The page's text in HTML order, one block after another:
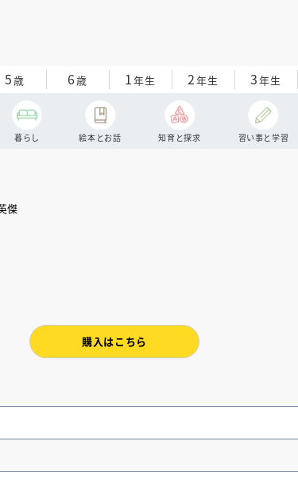
5歳 6歳 1年生 2年生 3年生
暮らし 絵本とお話 知育と探求 習い事と学習
購入はこちら